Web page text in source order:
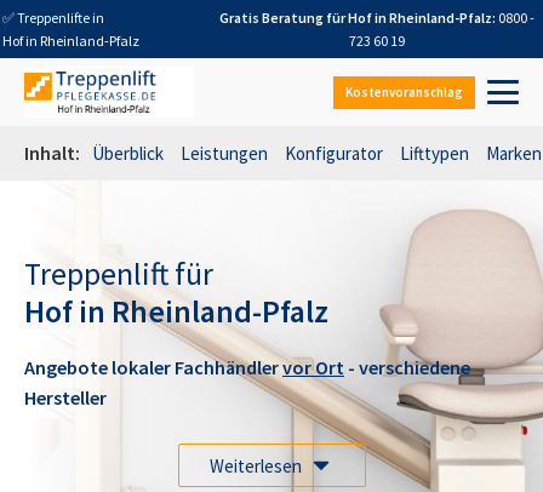
✅ Treppenlifte in
Hof in Rheinland-Pfalz
Gratis Beratung fürHof in Rheinland-Pfalz: 0800 -
723 60 19
Kostenvoranschlag
Inhalt: Überblick Leistungen Konfigurator Lifttypen Marken
Treppenlift für
Hof in Rheinland-Pfalz
Angebote lokaler Fachhändlervor Ort - verschiedene
Hersteller
Weiterlesen